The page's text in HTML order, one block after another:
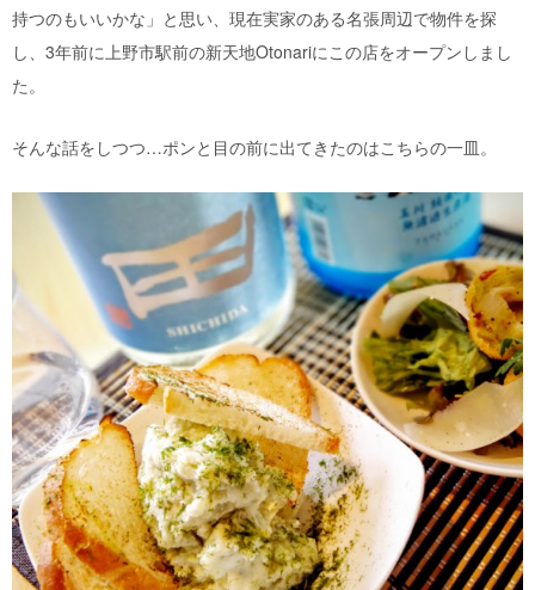
持つのもいいかな」と思い、現在実家のある名張周辺で物件を探
し、3年前に上野市駅前の新天地Otonariにこの店をオープンしまし
た。
そんな話をしつつ…ポンと目の前に出てきたのはこちらの一皿。